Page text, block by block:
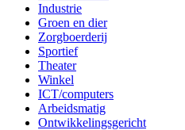
Industrie
Groen en dier
Zorgboerderij
Sportief
Theater
Winkel
ICT/computers
Arbeidsmatig
Ontwikkelingsgericht